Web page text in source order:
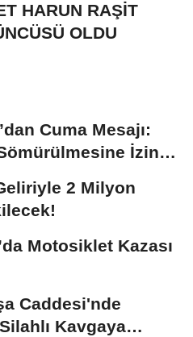
HARUN RAŞİT
OLDU
Cuma Mesajı:
İzin
2 Milyon
Motosiklet Kazası
Caddesi'nde
Kavgaya